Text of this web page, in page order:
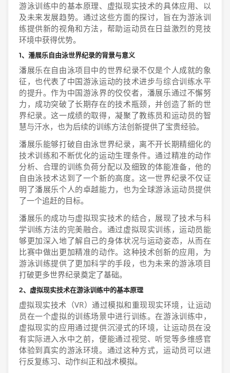
游泳训练中的基本原理、虚拟现实技术的具体应用、以
及未来发展趋势。通过这些方面的探讨，旨在为游泳训
练提供新的视角和方法，帮助运动员在日益激烈的竞技
环境中获得优势。
1、潘展乐自由泳世界纪录的背景与意义
潘展乐在自由泳项目中的世界纪录不仅是个人成就的象
征，也代表了中国游泳运动的技术进步与综合训练水平
的提升。作为中国游泳界的佼佼者，潘展乐通过不懈努
力，成功突破了长期存在的技术瓶颈，并创造了新的世
界纪录。这一成绩的取得，凝聚了教练员和运动员的智
慧与汗水，也为后续的训练方法创新提供了宝贵经验。
潘展乐能够打破自由泳世界纪录，离不开长期精细化的
技术训练和不断优化的运动生理条件。通过精准的动作
分析、合理的训练负荷分配以及细致的体能准备，他的
自由泳技术达到了一个新的高度。这一世界纪录不仅证
明了潘展乐个人的卓越能力，也为全球游泳运动员提供
了一个追赶的目标。
潘展乐的成功与虚拟现实技术的结合，展现了技术与科
学训练方法的完美融合。通过虚拟现实训练，运动员能
够更加深入地了解自己的身体状况与运动姿态，从而在
比赛中做出更加精准的动作。这种技术创新的应用，为
游泳训练提供了更加科学的手段，也为未来的游泳项目
打破更多世界纪录奠定了基础。
2、虚拟现实技术在游泳训练中的基本原理
虚拟现实技术（VR）通过模拟和重现现实环境，让运动
员在一个虚拟的训练场景中进行训练。在游泳训练中，
虚拟现实的应用通过提供沉浸式的环境，让运动员在没
有实际进入水中之前，便能通过视觉、听觉等多维感官
体验到真实的游泳环境。通过这种方式，运动员可以进
行反复练习、动作纠正和战术模拟。